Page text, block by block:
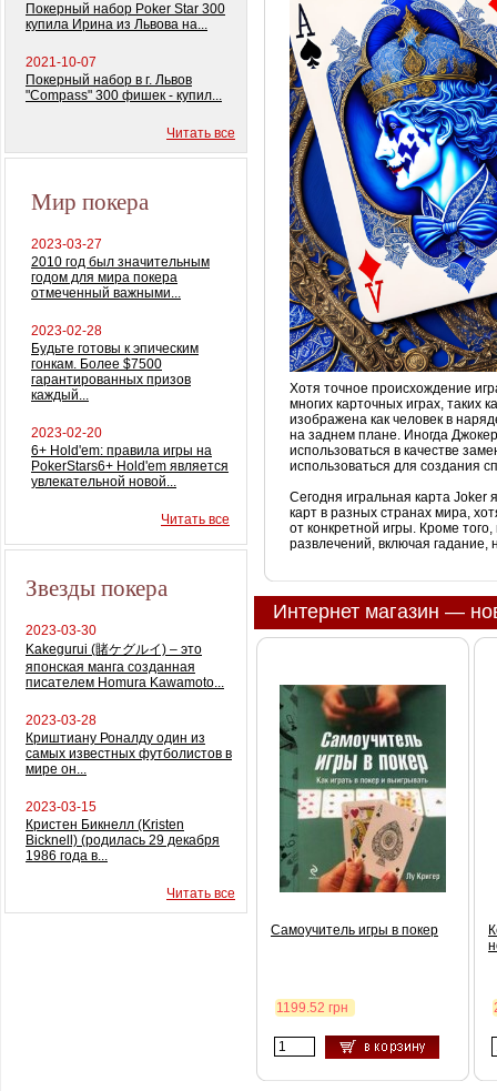
Покерный набор Poker Star 300
купила Ирина из Львова на...
2021-10-07
Покерный набор в г. Львов
"Compass" 300 фишек - купил...
Читать все
Мир покера
2023-03-27
2010 год был значительным
годом для мира покера
отмеченный важными...
2023-02-28
Будьте готовы к эпическим
гонкам. Более $7500
гарантированных призов
каждый...
2023-02-20
6+ Hold'em: правила игры на
PokerStars6+ Hold'em является
увлекательной новой...
Читать все
Звезды покера
2023-03-30
Kakegurui (賭ケグルイ) – это
японская манга созданная
писателем Homura Kawamoto...
2023-03-28
Криштиану Роналду один из
самых известных футболистов в
мире он...
2023-03-15
Кристен Бикнелл (Kristen
Bicknell) (родилась 29 декабря
1986 года в...
Читать все
Хотя точное происхождение
многих карточных играх, таких
изображена как человек в
на заднем плане. Иногда
использоваться в качестве
использоваться для создания
Сегодня игральная карта
карт в разных странах мира,
от конкретной игры. Кроме
развлечений, включая гадание,
Интернет магазин —
Самоучитель игры в покер
1199.52 грн